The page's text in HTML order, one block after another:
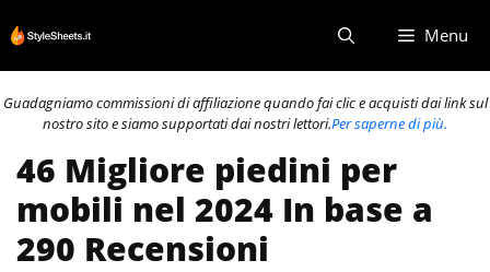
al
contenuto
Menu
Guadagniamo commissioni di affiliazione quando fai clic e acquisti dai link sul
nostro sito e siamo supportati dai nostri lettori.Per saperne di più.
46 Migliore piedini per
mobili nel 2024 In base a
290 Recensioni